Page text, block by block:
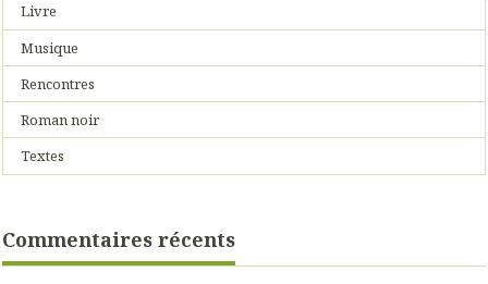
Livre
Musique
Rencontres
Roman noir
Textes
Commentaires récents